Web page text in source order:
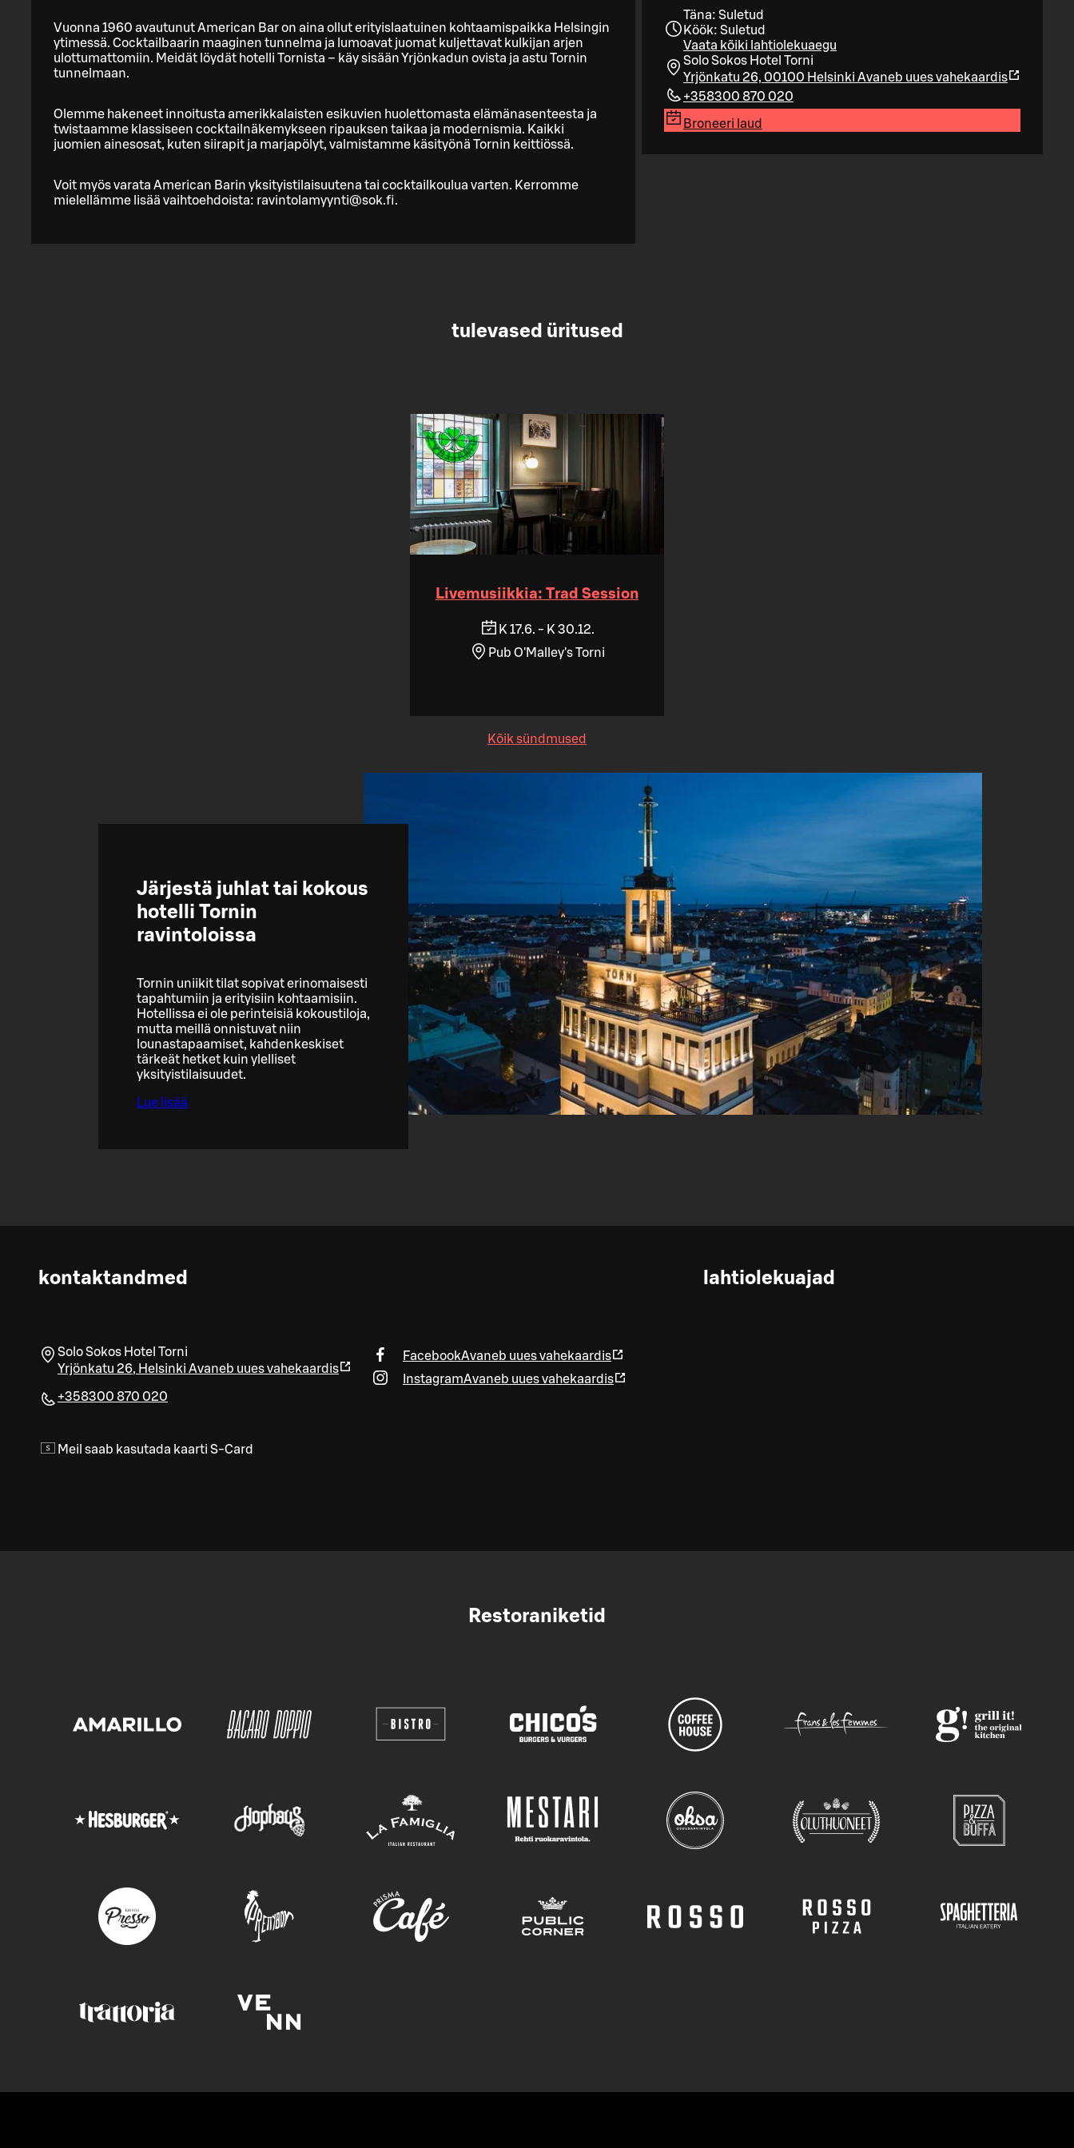
Täna: Suletud
Köök: Suletud
Vaata kõiki lahtiolekuaegu
Solo Sokos Hotel Torni
Yrjönkatu 26, 00100 Helsinki Avaneb uues vahekaardis
+358300 870 020
Broneeri laud
Vuonna 1960 avautunut American Bar on aina ollut erityislaatuinen kohtaamispaikka Helsingin
ytimessä. Cocktailbaarin maaginen tunnelma ja lumoavat juomat kuljettavat kulkijan arjen
ulottumattomiin. Meidät löydät hotelli Tornista – käy sisään Yrjönkadun ovista ja astu Tornin
tunnelmaan.
Olemme hakeneet innoitusta amerikkalaisten esikuvien huolettomasta elämänasenteesta ja
twistaamme klassiseen cocktailnäkemykseen ripauksen taikaa ja modernismia. Kaikki
juomien ainesosat, kuten siirapit ja marjapölyt, valmistamme käsityönä Tornin keittiössä.
Voit myös varata American Barin yksityistilaisuutena tai cocktailkoulua varten. Kerromme
mielellämme lisää vaihtoehdoista: ravintolamyynti@sok.fi.
tulevased üritused
Livemusiikkia: Trad Session
K 17.6. - K 30.12.
Pub O'Malley's Torni
Kõik sündmused
Järjestä juhlat tai kokous
hotelli Tornin
ravintoloissa
Tornin uniikit tilat sopivat erinomaisesti
tapahtumiin ja erityisiin kohtaamisiin.
Hotellissa ei ole perinteisiä kokoustiloja,
mutta meillä onnistuvat niin
lounastapaamiset, kahdenkeskiset
tärkeät hetket kuin ylelliset
yksityistilaisuudet.
Lue lisää
kontaktandmed
Solo Sokos Hotel Torni
Yrjönkatu 26, Helsinki Avaneb uues vahekaardis
+358300 870 020
Meil saab kasutada kaarti S-Card
FacebookAvaneb uues vahekaardis
InstagramAvaneb uues vahekaardis
lahtiolekuajad
Restoraniketid